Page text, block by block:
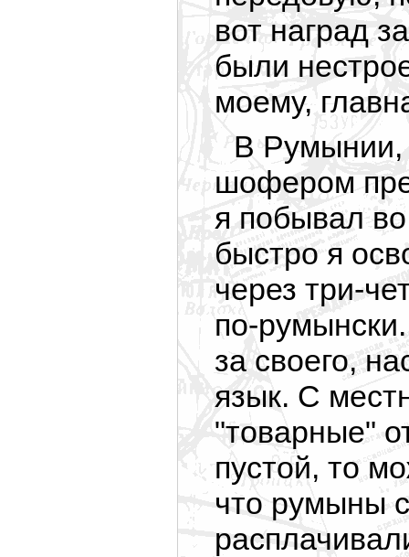
вот наград
были
моему,
В Румынии,
шофером
я побывал
быстро я
через три-
по-
за своего,
язык. С
"товарные"
пустой, то
что румыны